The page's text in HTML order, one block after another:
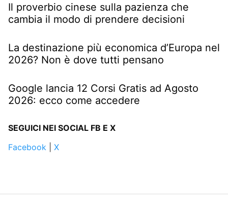
Il proverbio cinese sulla pazienza che
cambia il modo di prendere decisioni
La destinazione più economica d’Europa nel
2026? Non è dove tutti pensano
Google lancia 12 Corsi Gratis ad Agosto
2026: ecco come accedere
SEGUICI NEI SOCIAL FB E X
Facebook
X